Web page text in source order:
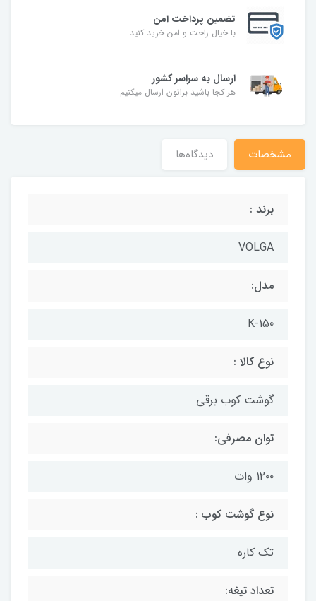
تضمین پرداخت امن
با خیال راحت و امن خرید کنید
ارسال به سراسر کشور
هر کجا باشید براتون ارسال میکنیم
مشخصات دیدگاه‌ها
برند :
VOLGA
مدل:
K-150
نوع کالا :
گوشت کوب برقی
توان مصرفی:
۱۲۰۰ وات
نوع گوشت کوب :
تک کاره
تعداد تیغه: